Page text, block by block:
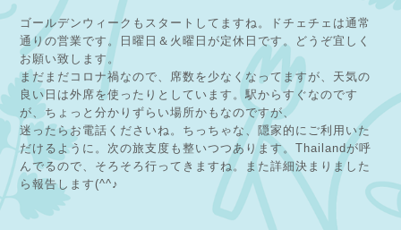
ゴールデンウィークもスタートしてますね。ドチェチェは通常
通りの営業です。日曜日＆火曜日が定休日です。どうぞ宜しく
お願い致します。
まだまだコロナ禍なので、席数を少なくなってますが、天気の
良い日は外席を使ったりとしています。駅からすぐなのです
が、ちょっと分かりずらい場所かもなのですが、
迷ったらお電話くださいね。ちっちゃな、隠家的にご利用いた
だけるように。次の旅支度も整いつつあります。Thailandが呼
んでるので、そろそろ行ってきますね。また詳細決まりました
ら報告します(^^♪